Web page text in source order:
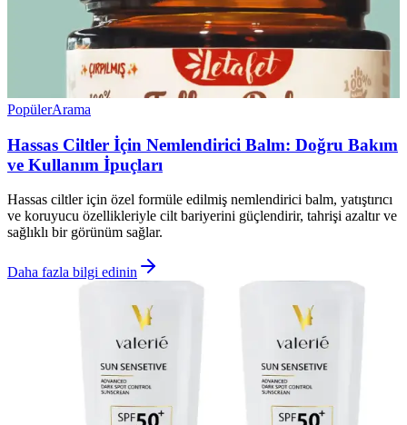
PopülerArama
Hassas Ciltler İçin Nemlendirici Balm: Doğru Bakım
ve Kullanım İpuçları
Hassas ciltler için özel formüle edilmiş nemlendirici balm, yatıştırıcı
ve koruyucu özellikleriyle cilt bariyerini güçlendirir, tahrişi azaltır ve
sağlıklı bir görünüm sağlar.
Daha fazla bilgi edinin